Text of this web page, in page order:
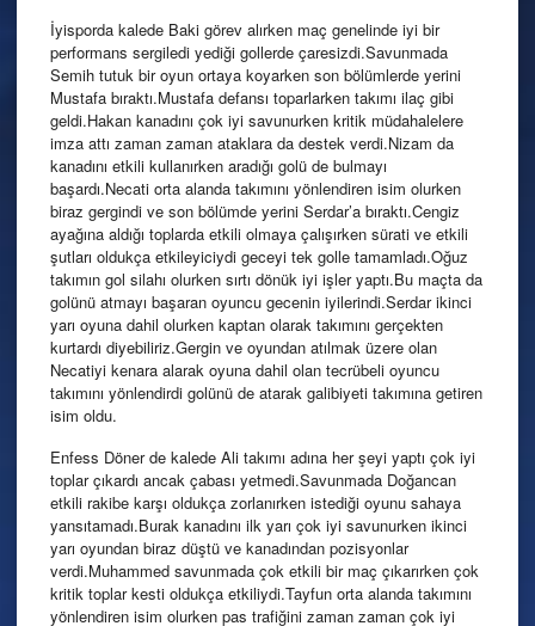
İyisporda kalede Baki görev alırken maç genelinde iyi bir
performans sergiledi yediği gollerde çaresizdi.Savunmada
Semih tutuk bir oyun ortaya koyarken son bölümlerde yerini
Mustafa bıraktı.Mustafa defansı toparlarken takımı ilaç gibi
geldi.Hakan kanadını çok iyi savunurken kritik müdahalelere
imza attı zaman zaman ataklara da destek verdi.Nizam da
kanadını etkili kullanırken aradığı golü de bulmayı
başardı.Necati orta alanda takımını yönlendiren isim olurken
biraz gergindi ve son bölümde yerini Serdar’a bıraktı.Cengiz
ayağına aldığı toplarda etkili olmaya çalışırken sürati ve etkili
şutları oldukça etkileyiciydi geceyi tek golle tamamladı.Oğuz
takımın gol silahı olurken sırtı dönük iyi işler yaptı.Bu maçta da
golünü atmayı başaran oyuncu gecenin iyilerindi.Serdar ikinci
yarı oyuna dahil olurken kaptan olarak takımını gerçekten
kurtardı diyebiliriz.Gergin ve oyundan atılmak üzere olan
Necatiyi kenara alarak oyuna dahil olan tecrübeli oyuncu
takımını yönlendirdi golünü de atarak galibiyeti takımına getiren
isim oldu.
Enfess Döner de kalede Ali takımı adına her şeyi yaptı çok iyi
toplar çıkardı ancak çabası yetmedi.Savunmada Doğancan
etkili rakibe karşı oldukça zorlanırken istediği oyunu sahaya
yansıtamadı.Burak kanadını ilk yarı çok iyi savunurken ikinci
yarı oyundan biraz düştü ve kanadından pozisyonlar
verdi.Muhammed savunmada çok etkili bir maç çıkarırken çok
kritik toplar kesti oldukça etkiliydi.Tayfun orta alanda takımını
yönlendiren isim olurken pas trafiğini zaman zaman çok iyi